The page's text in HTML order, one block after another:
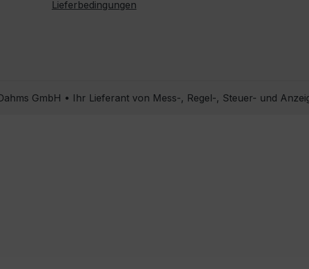
Lieferbedingungen
GmbH • Ihr Lieferant von Mess-, Regel-, Steuer- und